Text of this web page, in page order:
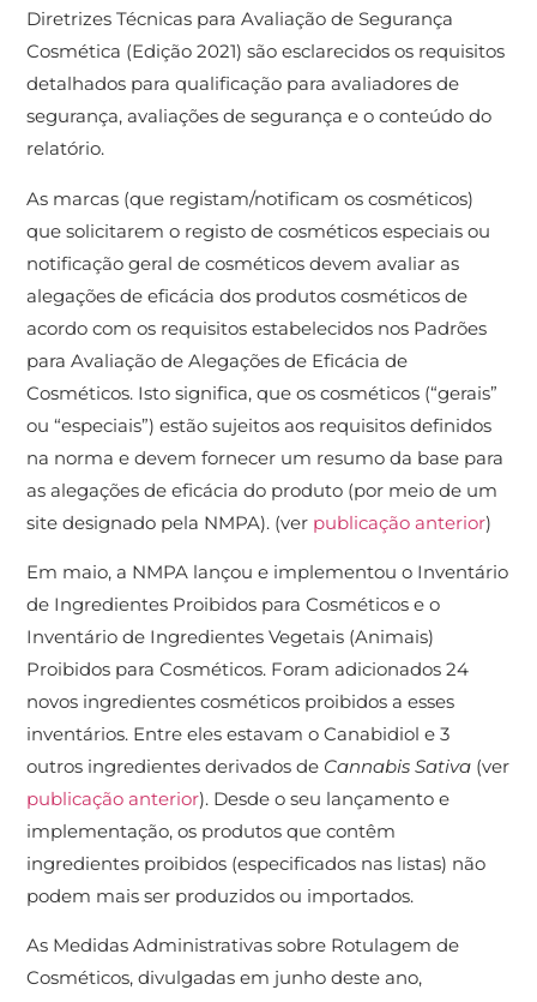
Diretrizes Técnicas para Avaliação de Segurança
Cosmética (Edição 2021) são esclarecidos os requisitos
detalhados para qualificação para avaliadores de
segurança, avaliações de segurança e o conteúdo do
relatório.
As marcas (que registam/notificam os cosméticos)
que solicitarem o registo de cosméticos especiais ou
notificação geral de cosméticos devem avaliar as
alegações de eficácia dos produtos cosméticos de
acordo com os requisitos estabelecidos nos Padrões
para Avaliação de Alegações de Eficácia de
Cosméticos. Isto significa, que os cosméticos (“gerais”
ou “especiais”) estão sujeitos aos requisitos definidos
na norma e devem fornecer um resumo da base para
as alegações de eficácia do produto (por meio de um
site designado pela NMPA). (ver publicação anterior)
Em maio, a NMPA lançou e implementou o Inventário
de Ingredientes Proibidos para Cosméticos e o
Inventário de Ingredientes Vegetais (Animais)
Proibidos para Cosméticos. Foram adicionados 24
novos ingredientes cosméticos proibidos a esses
inventários. Entre eles estavam o Canabidiol e 3
outros ingredientes derivados de Cannabis Sativa (ver
publicação anterior). Desde o seu lançamento e
implementação, os produtos que contêm
ingredientes proibidos (especificados nas listas) não
podem mais ser produzidos ou importados.
As Medidas Administrativas sobre Rotulagem de
Cosméticos, divulgadas em junho deste ano,